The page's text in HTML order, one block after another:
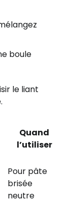
boule
le liant
Quand
l’utiliser
Pour pâte
brisée
neutre